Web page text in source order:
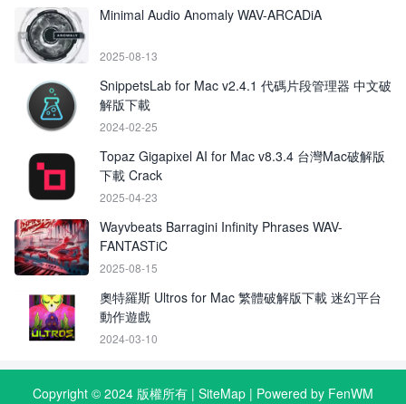
Minimal Audio Anomaly WAV-ARCADiA
2025-08-13
SnippetsLab for Mac v2.4.1 代碼片段管理器 中文破
解版下載
2024-02-25
Topaz Gigapixel AI for Mac v8.3.4 台灣Mac破解版
下載 Crack
2025-04-23
Wayvbeats Barragini Infinity Phrases WAV-
FANTASTiC
2025-08-15
奧特羅斯 Ultros for Mac 繁體破解版下載 迷幻平台
動作遊戲
2024-03-10
Copyright © 2024 版權所有 | SiteMap | Powered by FenWM